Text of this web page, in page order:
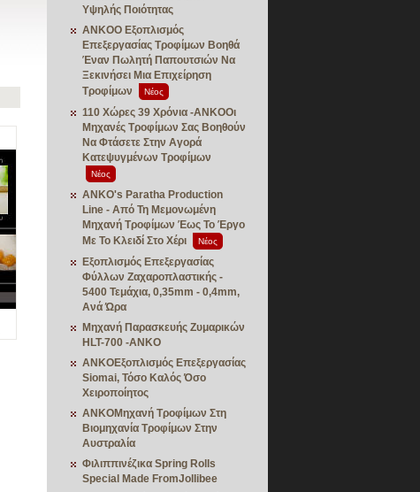
Υψηλής Ποιότητας
ANKOΟ Εξοπλισμός
Επεξεργασίας Τροφίμων Βοηθά
Έναν Πωλητή Παπουτσιών Να
Ξεκινήσει Μια Επιχείρηση
Τροφίμων
Νέος
110 Χώρες 39 Χρόνια -ANKOΟι
Μηχανές Τροφίμων Σας Βοηθούν
Να Φτάσετε Στην Αγορά
Κατεψυγμένων Τροφίμων
Νέος
ANKO's Paratha Production
Line - Από Τη Μεμονωμένη
Μηχανή Τροφίμων Έως Το Έργο
Με Το Κλειδί Στο Χέρι
Νέος
Εξοπλισμός Επεξεργασίας
Φύλλων Ζαχαροπλαστικής -
5400 Τεμάχια, 0,35mm - 0,4mm,
Ανά Ώρα
Μηχανή Παρασκευής Ζυμαρικών
HLT-700 -ANKO
ANKOΕξοπλισμός Επεξεργασίας
Siomai, Τόσο Καλός Όσο
Χειροποίητος
ANKOΜηχανή Τροφίμων Στη
Βιομηχανία Τροφίμων Στην
Αυστραλία
Φιλιππινέζικα Spring Rolls
Special Made FromJollibee